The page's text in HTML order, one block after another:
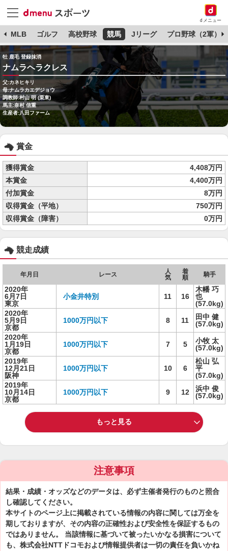
dメニュー
MLB ゴルフ 高校野球 競馬 Jリーグ プロ野球（2軍）
牡 鹿毛 登録抹消
ナムラヘラクレス
父:カネヒキリ
母:ナムラカエデジョウ
調教師:村山 明 (栗東)
馬主:奈村 信重
生産者:八田ファーム
賞金
獲得賞金
4,408万円
本賞金
4,400万円
付加賞金
8万円
収得賞金（平地）
750万円
収得賞金（障害）
0万円
競走成績
年月日 レース
人
気
着
順
騎手
2020年
6月7日
東京
小金井特別 11 16
木幡 巧
也
(57.0kg)
2020年
5月9日
京都
1000万円以下 8 11
田中 健
(57.0kg)
2020年
1月19日
京都
1000万円以下 7 5
小牧 太
(57.0kg)
2019年
12月21日
阪神
1000万円以下 10 6
松山 弘
平
(57.0kg)
2019年
10月14日
京都
1000万円以下 9 12
浜中 俊
(57.0kg)
もっと見る
注意事項
結果・成績・オッズなどのデータは、必ず主催者発行のものと照合
し確認してください。
本サイトのページ上に掲載されている情報の内容に関しては万全を
期しておりますが、その内容の正確性および安全性を保証するもの
ではありません。 当該情報に基づいて被ったいかなる損害について
も、株式会社NTTドコモおよび情報提供者は一切の責任を負いかね